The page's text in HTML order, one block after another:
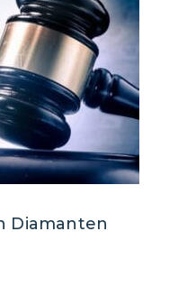
Diamanten